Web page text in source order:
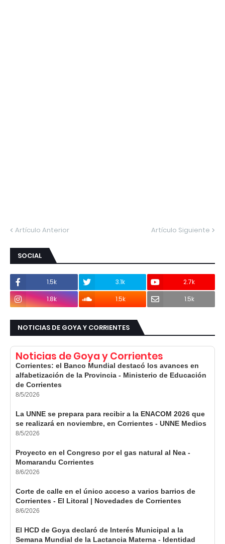
Artículo Anterior Artículo Siguiente
SOCIAL
1.5k 3.1k
2.7k
1.8k
1.5k 1.5k
NOTICIAS DE GOYA Y CORRIENTES
Noticias de Goya y Corrientes
Corrientes: el Banco Mundial destacó los avances en
alfabetización de la Provincia - Ministerio de Educación
de Corrientes
8/5/2026
La UNNE se prepara para recibir a la ENACOM 2026 que
se realizará en noviembre, en Corrientes - UNNE Medios
8/5/2026
Proyecto en el Congreso por el gas natural al Nea -
Momarandu Corrientes
8/6/2026
Corte de calle en el único acceso a varios barrios de
Corrientes - El Litoral | Novedades de Corrientes
8/6/2026
El HCD de Goya declaró de Interés Municipal a la
Semana Mundial de la Lactancia Materna - Identidad